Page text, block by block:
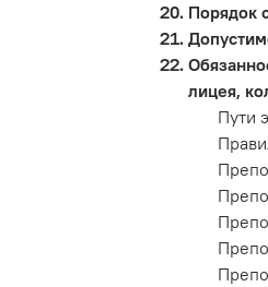
Порядок
лицея,
Пути